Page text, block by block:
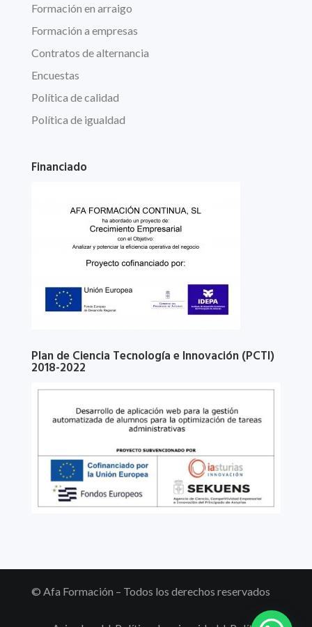
Formación en arraigo
Formación a empresas
Contratos de alternancia
Encuestas
Política de calidad
Política de igualdad
Financiado
Plan de Ciencia Tecnología e Innovación (PCTI)
2018-2022
© Afa Formación – Todos los derechos reservados